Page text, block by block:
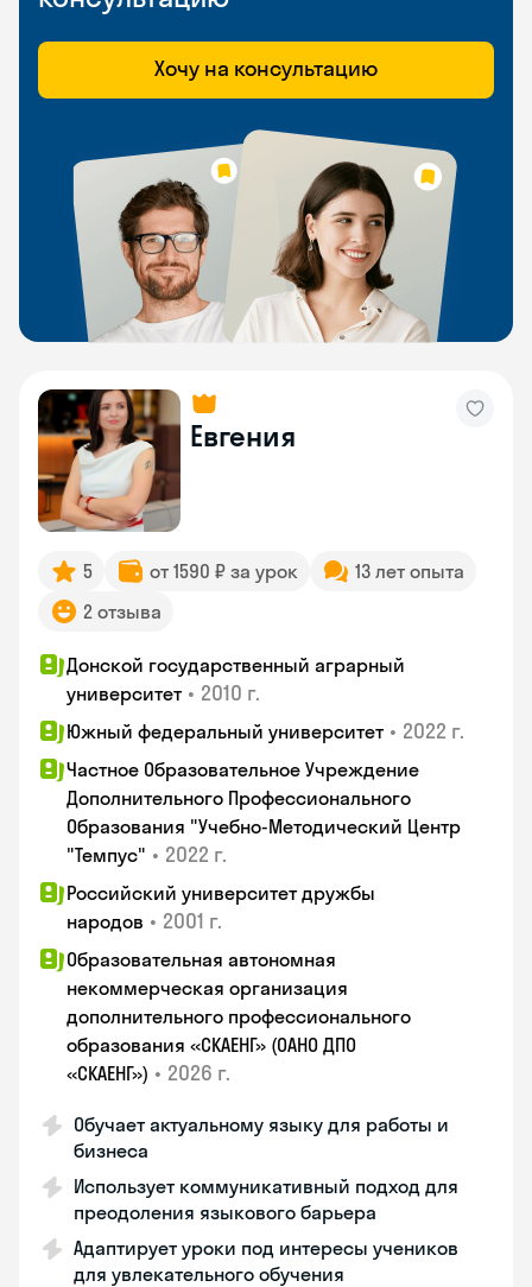
Хочу на консультацию
Евгения
5 от 1590 ₽ за урок
13 лет опыта
2 отзыва
Донской государственный аграрный
университет • 2010 г.
Южный федеральный университет • 2022 г.
Частное Образовательное Учреждение
Дополнительного Профессионального
Образования "Учебно-Методический Центр
"Темпус" • 2022 г.
Российский университет дружбы
народов • 2001 г.
Образовательная автономная
некоммерческая организация
дополнительного профессионального
образования «СКАЕНГ» (ОАНО ДПО
«СКАЕНГ») • 2026 г.
Обучает актуальному языку для работы и
бизнеса
Использует коммуникативный подход для
преодоления языкового барьера
Адаптирует уроки под интересы учеников
для увлекательного обучения